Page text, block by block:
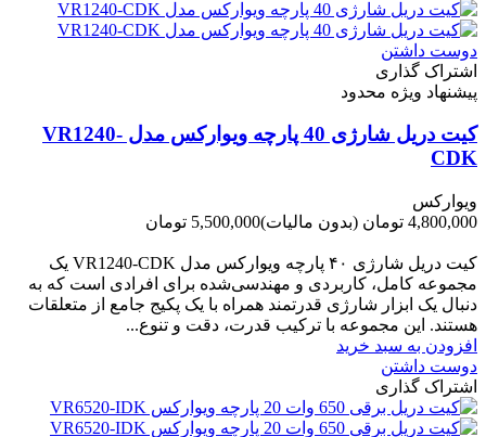
دوست داشتن
اشتراک گذاری
پیشنهاد ویژه محدود
کیت دریل شارژی 40 پارچه ویوارکس مدل VR1240-
CDK
ویوارکس
4,800,000 تومان
(بدون مالیات)5,500,000 تومان
کیت دریل شارژی ۴۰ پارچه ویوارکس مدل VR1240‑CDK یک
مجموعه کامل، کاربردی و مهندسی‌شده برای افرادی است که به
دنبال یک ابزار شارژی قدرتمند همراه با یک پکیج جامع از متعلقات
هستند. این مجموعه با ترکیب قدرت، دقت و تنوع...
افزودن به سبد خرید
دوست داشتن
اشتراک گذاری